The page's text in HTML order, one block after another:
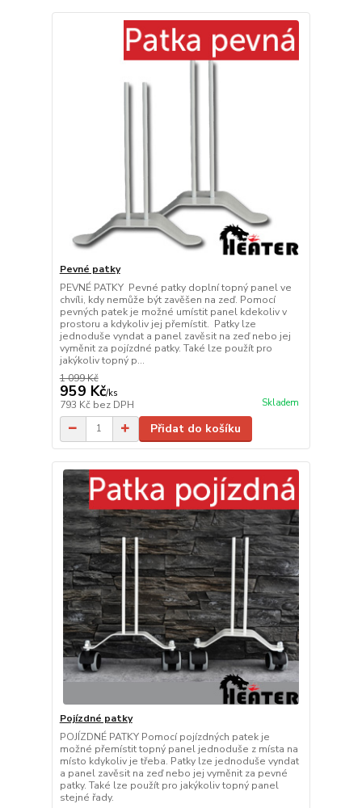
Pevné patky
PEVNÉ PATKY Pevné patky doplní topný panel ve
chvíli, kdy nemůže být zavěšen na zeď. Pomocí
pevných patek je možné umístit panel kdekoliv v
prostoru a kdykoliv jej přemístit. Patky lze
jednoduše vyndat a panel zavěsit na zeď nebo jej
vyměnit za pojízdné patky. Také lze použít pro
jakýkoliv topný p...
1 099 Kč
959 Kč/ks
793 Kč bez DPH Skladem
Přidat do košíku
Pojízdné patky
POJÍZDNÉ PATKY Pomocí pojízdných patek je
možné přemístit topný panel jednoduše z místa na
místo kdykoliv je třeba. Patky lze jednoduše vyndat
a panel zavěsit na zeď nebo jej vyměnit za pevné
patky. Také lze použít pro jakýkoliv topný panel
stejné řady.